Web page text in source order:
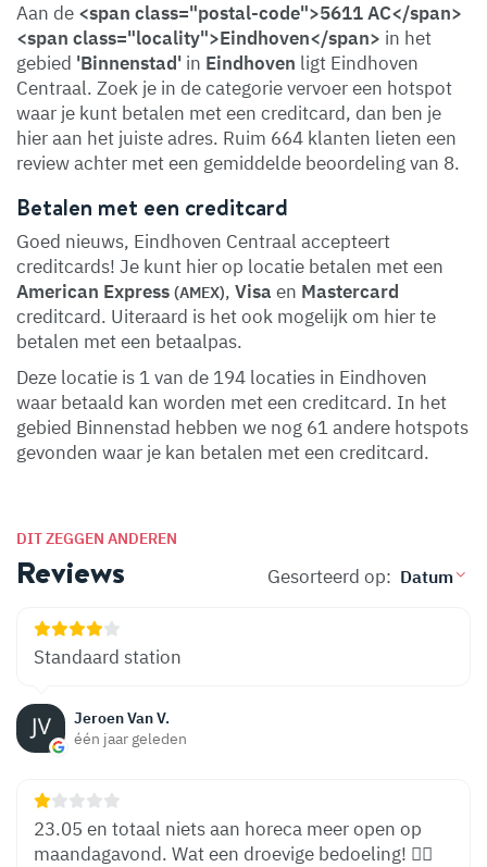
Aan de <span class="postal-code">5611 AC</span>
<span class="locality">Eindhoven</span> in het
gebied 'Binnenstad' in Eindhoven ligt Eindhoven
Centraal. Zoek je in de categorie vervoer een hotspot
waar je kunt betalen met een creditcard, dan ben je
hier aan het juiste adres. Ruim 664 klanten lieten een
review achter met een gemiddelde beoordeling van 8.
Betalen met een creditcard
Goed nieuws, Eindhoven Centraal accepteert
creditcards! Je kunt hier op locatie betalen met een
American Express (AMEX), Visa en Mastercard
creditcard. Uiteraard is het ook mogelijk om hier te
betalen met een betaalpas.
Deze locatie is 1 van de 194 locaties in Eindhoven
waar betaald kan worden met een creditcard. In het
gebied Binnenstad hebben we nog 61 andere hotspots
gevonden waar je kan betalen met een creditcard.
DIT ZEGGEN ANDEREN
Reviews Gesorteerd op:
Jeroen Van V.
één jaar geleden
Standaard station
23.05 en totaal niets aan horeca meer open op
maandagavond. Wat een droevige bedoeling! 👎🏻